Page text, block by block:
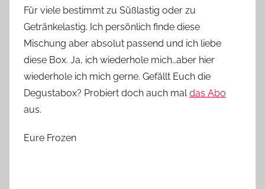
Für viele bestimmt zu Süßlastig oder zu
Getränkelastig. Ich persönlich finde diese
Mischung aber absolut passend und ich liebe
diese Box. Ja, ich wiederhole mich…aber hier
wiederhole ich mich gerne. Gefällt Euch die
Degustabox? Probiert doch auch mal das Abo
aus.
Eure Frozen